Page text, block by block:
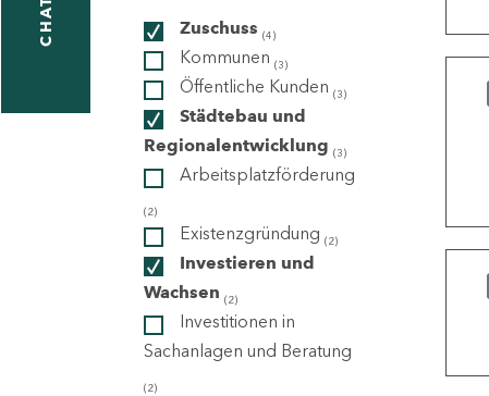
CHAT Zuschuss (4)
Kommunen (3)
Öffentliche Kunden (3)
Städtebau und
Regionalentwicklung (3)
Arbeitsplatzförderung
(2)
Existenzgründung (2)
Investieren und
Wachsen (2)
Investitionen in
Sachanlagen und Beratung
(2)